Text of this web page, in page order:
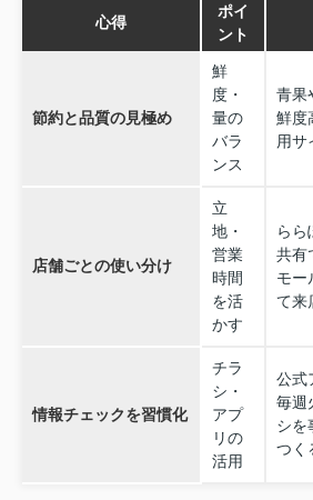
心得
ポイ
ント
節約と品質の見極め
鮮
度・
量の
バラ
ンス
青果
鮮度
用サ
店舗ごとの使い分け
立
地・
営業
時間
を活
かす
らら
共有
モー
て来
情報チェックを習慣化
チラ
シ・
アプ
リの
活用
公式
毎週
シを
つく